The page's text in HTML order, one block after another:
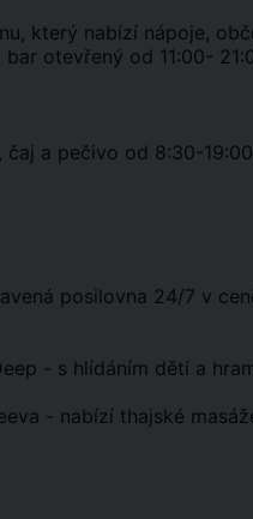
který nabízí nápoje,
otevřený od 11:00-
čaj a pečivo od 8:30-
posilovna 24/7 v
- s hlídáním dětí a
- nabízí thajské